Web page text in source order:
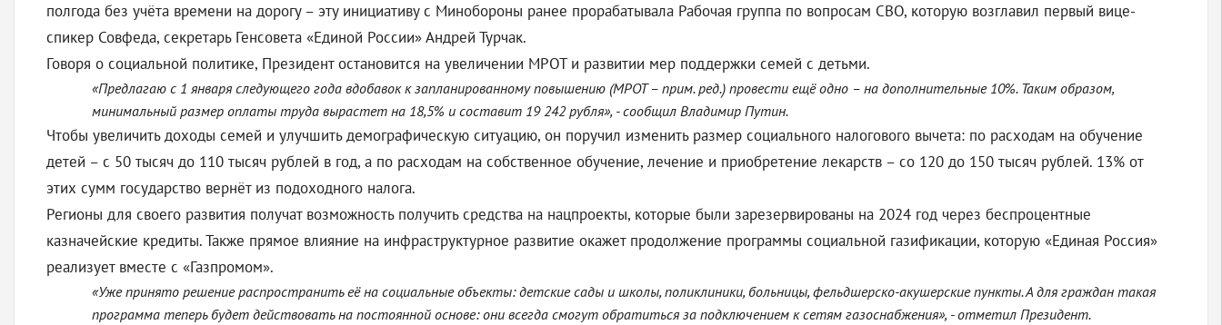
полгода без учёта времени на дорогу – эту инициативу с Минобороны ранее прорабатывала Рабочая группа по вопросам СВО, которую возглавил первый вице-
спикер Совфеда, секретарь Генсовета «Единой России» Андрей Турчак.
Говоря о социальной политике, Президент остановится на увеличении МРОТ и развитии мер поддержки семей с детьми.
«Предлагаю с 1 января следующего года вдобавок к запланированному повышению (МРОТ – прим. ред.) провести ещё одно – на дополнительные 10%. Таким образом,
минимальный размер оплаты труда вырастет на 18,5% и составит 19 242 рубля», - сообщил Владимир Путин.
Чтобы увеличить доходы семей и улучшить демографическую ситуацию, он поручил изменить размер социального налогового вычета: по расходам на обучение
детей – с 50 тысяч до 110 тысяч рублей в год, а по расходам на собственное обучение, лечение и приобретение лекарств – со 120 до 150 тысяч рублей. 13% от
этих сумм государство вернёт из подоходного налога.
Регионы для своего развития получат возможность получить средства на нацпроекты, которые были зарезервированы на 2024 год через беспроцентные
казначейские кредиты. Также прямое влияние на инфраструктурное развитие окажет продолжение программы социальной газификации, которую «Единая Россия»
реализует вместе с «Газпромом».
«Уже принято решение распространить её на социальные объекты: детские сады и школы, поликлиники, больницы, фельдшерско-акушерские пункты. А для граждан такая
программа теперь будет действовать на постоянной основе: они всегда смогут обратиться за подключением к сетям газоснабжения», - отметил Президент.